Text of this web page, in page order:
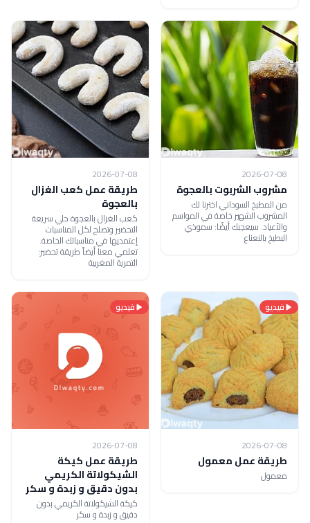
2026-07-08
مشروب الشربوت بالعجوة
من المطبخ السوداني اخترنا لك
المشروب الشهير خاصة في المواسم
والأعياد. سيعجبك أيضًا: سموذي
البطيخ بالنعناع
2026-07-08
طريقة عمل كعب الغزال
بالعجوة
كعب الغزال بالعجوة حلي سريعة
التحضير وتصلح لكل المناسبات
إعتمديها في مناسباتك الخاصة.
تعلمي معنا أيضاً طريقة تحضير:
التمرية المغربية
فيديو
2026-07-08
طريقة عمل معمول
معمول
فيديو
2026-07-08
طريقة عمل كيكة
الشيكولاتة الكريمي
بدون دقيق و زبدة و سكر
كيكة الشيكولاتة الكريمي بدون
دقيق و زبدة و سكر